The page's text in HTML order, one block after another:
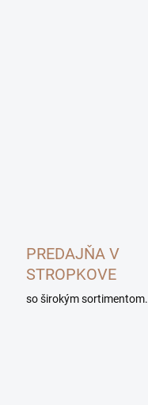
PREDAJŇA V
STROPKOVE
so širokým sortimentom.